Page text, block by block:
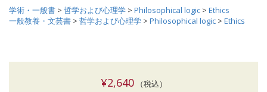
学術・一般書 > 哲学および心理学 > Philosophical logic > Ethics
一般教養・文芸書 > 哲学および心理学 > Philosophical logic > Ethics
¥2,640（税込）